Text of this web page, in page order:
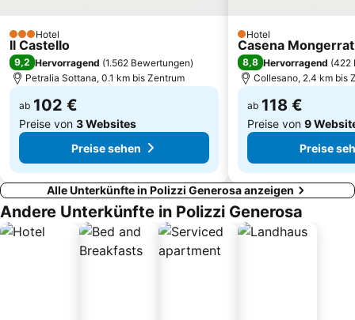
3 Sterne
Hotel
Il Castello
9,2 Hervorragend (1.562 Bewertungen)
Petralia Sottana, 0.1 km bis Zentrum
ab 102 €
Preise von 3 Websites
Preise sehen
1 Sterne
Hotel
Casena
8,8 Hervorragend (422
Collesano, 2.4 km bis
ab 118 €
Preise von 9
Preise
Alle Unterkünfte in Polizzi Generosa anzeigen
Andere Unterkünfte in Polizzi Generosa